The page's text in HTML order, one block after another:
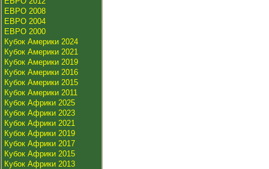
ЕВРО 2008
ЕВРО 2004
ЕВРО 2000
Кубок Америки 2024
Кубок Америки 2021
Кубок Америки 2019
Кубок Америки 2016
Кубок Америки 2015
Кубок Америки 2011
Кубок Африки 2025
Кубок Африки 2023
Кубок Африки 2021
Кубок Африки 2019
Кубок Африки 2017
Кубок Африки 2015
Кубок Африки 2013